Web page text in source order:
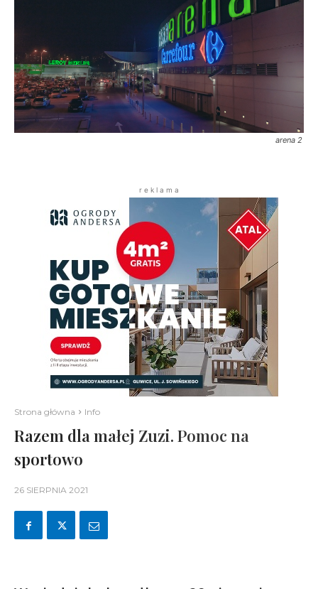
arena 2
r e k l a m a
Strona główna Info
Razem dla małej Zuzi. Pomoc na
sportowo
26 SIERPNIA 2021